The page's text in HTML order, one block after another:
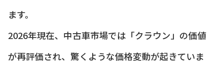
ます。
2026年現在、中古車市場では「クラウン」の価値
が再評価され、驚くような価格変動が起きていま